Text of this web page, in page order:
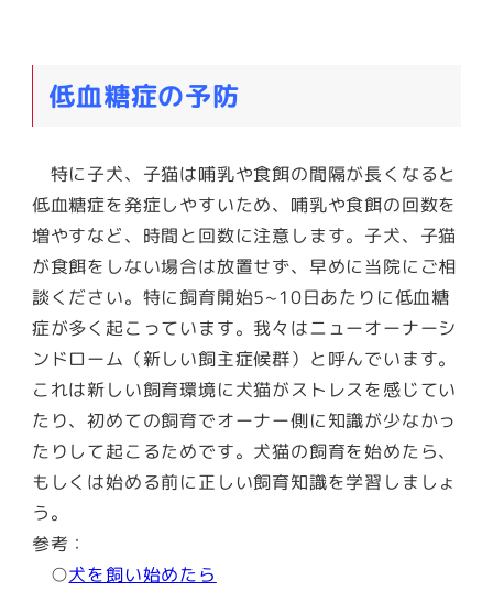
低血糖症の予防
特に子犬、子猫は哺乳や食餌の間隔が長くなると
低血糖症を発症しやすいため、哺乳や食餌の回数を
増やすなど、時間と回数に注意します。子犬、子猫
が食餌をしない場合は放置せず、早めに当院にご相
談ください。特に飼育開始5~10日あたりに低血糖
症が多く起こっています。我々はニューオーナーシ
ンドローム（新しい飼主症候群）と呼んでいます。
これは新しい飼育環境に犬猫がストレスを感じてい
たり、初めての飼育でオーナー側に知識が少なかっ
たりして起こるためです。犬猫の飼育を始めたら、
もしくは始める前に正しい飼育知識を学習しましょ
う。
参考：
○犬を飼い始めたら